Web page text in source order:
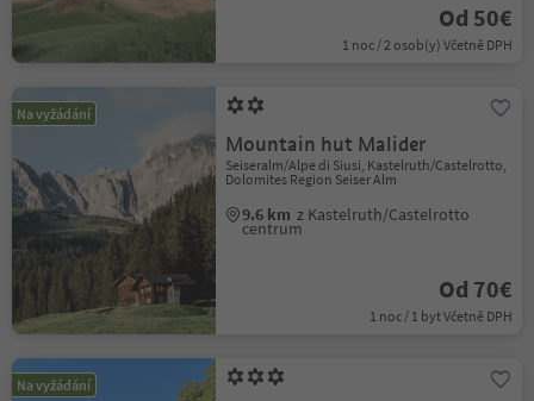
Od 50€
1 noc / 2 osob(y) Včetně DPH
Na vyžádání
Mountain hut Malider
Seiseralm/Alpe di Siusi, Kastelruth/Castelrotto,
Dolomites Region Seiser Alm
9.6 km z Kastelruth/Castelrotto
centrum
Od 70€
1 noc / 1 byt Včetně DPH
Na vyžádání